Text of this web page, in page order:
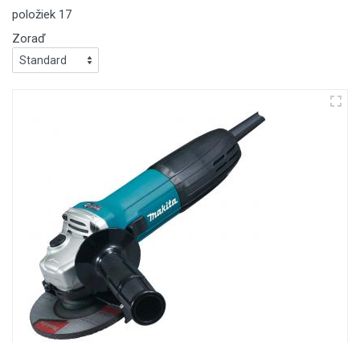
položiek 17
Zoraď